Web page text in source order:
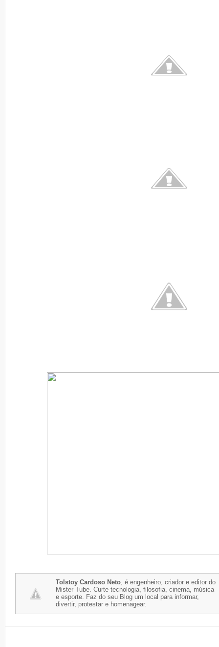
Tolstoy Cardoso Neto, é engenheiro, criador e editor do
Mister Tube. Curte tecnologia, filosofia, cinema, música
e esporte. Faz do seu Blog um local para informar,
divertir, protestar e homenagear.